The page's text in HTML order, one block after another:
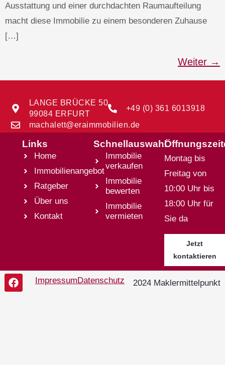
Ausstattung und einer durchdachten Raumaufteilung
macht diese Immobilie zu einem besonderen Zuhause
[…]
Weiter →
LANGE BRÜCKE 50
99084 ERFURT
+49 (0) 361 6013918
machalett@eraimmobilien.de
Links
Home
Immobilienangebot
Ratgeber
Über uns
Kontakt
Schnellauswahl
Immobilie
verkaufen
Immobilie
bewerten
Immobilie
vermieten
Montag bis
Freitag von
10:00 Uhr bis
18:00 Uhr für
Sie da
Jetzt
kontaktieren
ImpressumDatenschutz 2024 Maklermittelpunkt